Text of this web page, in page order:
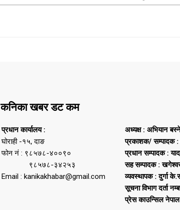
कनिका खबर डट कम
प्रधान कार्यालय :
घोराही -१५, दाङ
फोन नं : ९८५७८-४००९०
९८५७८-३४२५३
Email : kanikakhabar@gmail.com
अध्यक्ष : अभियान
प्रकाशक/ सम्पादक
प्रधान सम्पादक :
सह सम्पादक :
व्यवस्थापक : दुर्गा
सूचना विभाग दर्ता
प्रेस काउन्सिल